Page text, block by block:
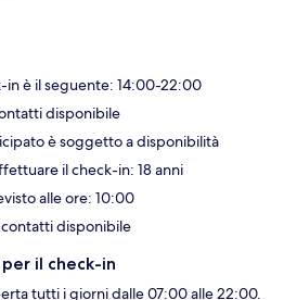
in è il seguente: 14:00-22:00
disponibile
è soggetto a disponibilità
il check-in: 18 anni
alle ore: 10:00
disponibile
il check-in
tutti i giorni dalle 07:00 alle 22:00.